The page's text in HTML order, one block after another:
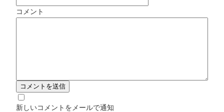
コメント
新しいコメントをメールで通知